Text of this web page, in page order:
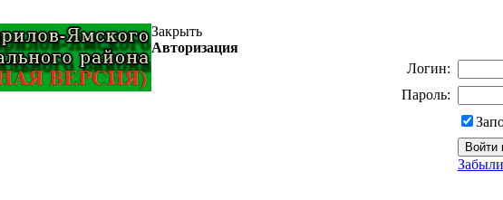
Закрыть
Авторизация
Логин:
Пароль: